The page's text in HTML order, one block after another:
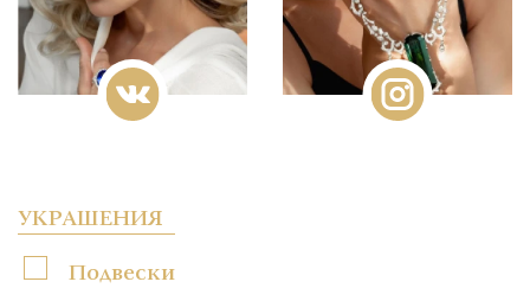
УКРАШЕНИЯ
Подвески